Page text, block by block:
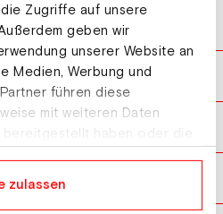
Zugriffe auf unsere
geben wir
unserer Website an
Medien, Werbung und
führen diese
mit weiteren Daten
bereitgestellt haben oder die
zulassen
Tija
Taja SLO
HOTARU